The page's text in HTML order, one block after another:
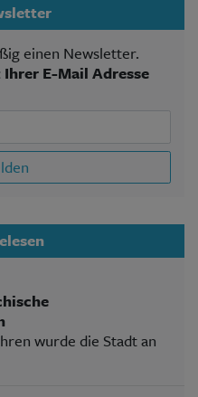
einen Newsletter.
E-Mail Adresse
wurde die Stadt an